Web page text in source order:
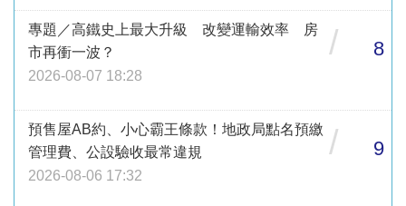
專題／高鐵史上最大升級 改變運輸效率 房
市再衝一波？
2026-08-07 18:28
/ 8
預售屋AB約、小心霸王條款！地政局點名預繳
管理費、公設驗收最常違規
2026-08-06 17:32
/ 9